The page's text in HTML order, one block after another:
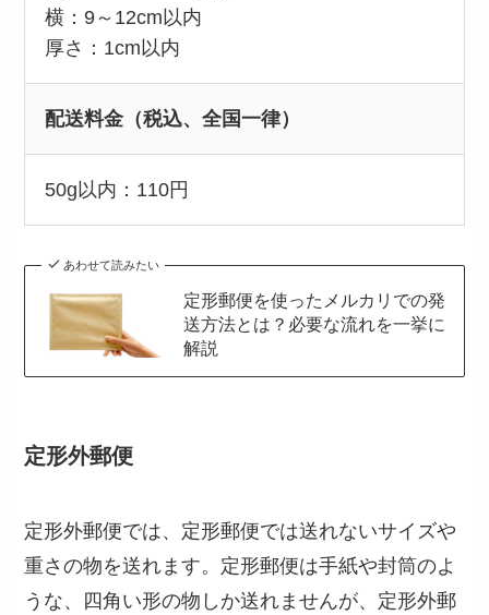
横：9～12cm以内
厚さ：1cm以内
配送料金（税込、全国一律）
50g以内：110円
あわせて読みたい
定形郵便を使ったメルカリでの発
送方法とは？必要な流れを一挙に
解説
定形外郵便
定形外郵便では、定形郵便では送れないサイズや
重さの物を送れます。定形郵便は手紙や封筒のよ
うな、四角い形の物しか送れませんが、定形外郵